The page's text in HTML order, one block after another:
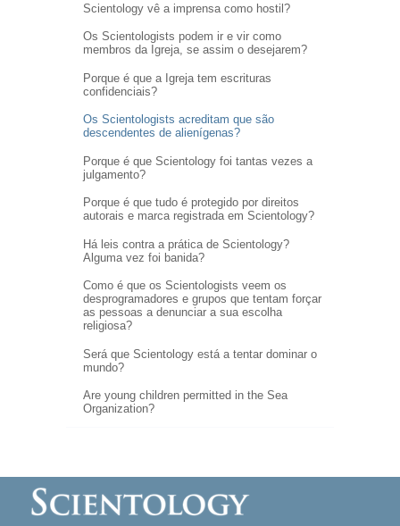
Scientology vê a imprensa como hostil?
Os Scientologists podem ir e vir como
membros da Igreja, se assim o desejarem?
Porque é que a Igreja tem escrituras
confidenciais?
Os Scientologists acreditam que são
descendentes de alienígenas?
Porque é que Scientology foi tantas vezes a
julgamento?
Porque é que tudo é protegido por direitos
autorais e marca registrada em Scientology?
Há leis contra a prática de Scientology?
Alguma vez foi banida?
Como é que os Scientologists veem os
desprogramadores e grupos que tentam forçar
as pessoas a denunciar a sua escolha
religiosa?
Será que Scientology está a tentar dominar o
mundo?
Are young children permitted in the Sea
Organization?